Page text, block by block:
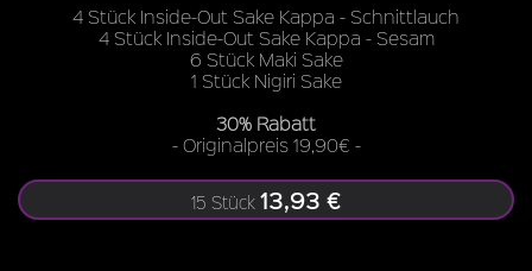
4 Stück Inside-Out Sake Kappa - Schnittlauch
4 Stück Inside-Out Sake Kappa - Sesam
6 Stück Maki Sake
1 Stück Nigiri Sake
30% Rabatt
- Originalpreis 19,90€ -
15 Stück 13,93 €